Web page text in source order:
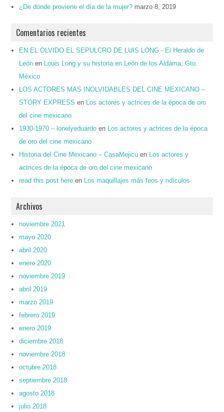
¿De dónde proviene el día de la mujer? marzo 8, 2019
Comentarios recientes
EN EL OLVIDO EL SEPULCRO DE LUIS LONG - El Heraldo de
León en
Louis Long y su historia en León de los Aldama, Gto.
México
LOS ACTORES MAS INOLVIDABLES DEL CINE MEXICANO –
STORY EXPRESS en
Los actores y actrices de la época de oro
del cine mexicano
1930-1970 – lonelyeduardo en
Los actores y actrices de la época
de oro del cine mexicano
Historia del Cine Mexicano – CasaMejicú en
Los actores y
actrices de la época de oro del cine mexicano
read this post here en Los maquillajes más feos y ridículos
Archivos
noviembre 2021
mayo 2020
abril 2020
enero 2020
noviembre 2019
abril 2019
marzo 2019
febrero 2019
enero 2019
diciembre 2018
noviembre 2018
octubre 2018
septiembre 2018
agosto 2018
julio 2018